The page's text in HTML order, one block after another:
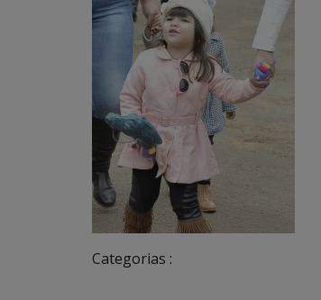
Categorias :